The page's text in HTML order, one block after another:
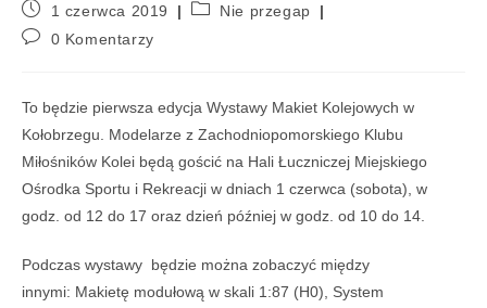
1 czerwca 2019
Nie przegap
0 Komentarzy
To będzie pierwsza edycja Wystawy Makiet Kolejowych w
Kołobrzegu. Modelarze z Zachodniopomorskiego Klubu
Miłośników Kolei będą gościć na Hali Łuczniczej Miejskiego
Ośrodka Sportu i Rekreacji w dniach 1 czerwca (sobota), w
godz. od 12 do 17 oraz dzień później w godz. od 10 do 14.
Podczas wystawy będzie można zobaczyć między
innymi: Makietę modułową w skali 1:87 (H0), System